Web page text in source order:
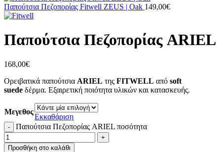
Παπούτσια Πεζοπορίας Fitwell ZEUS | Oak 149,00€
Παπούτσια Πεζοπορίας ARIEL
168,00€
Ορειβατικά παπούτσια ARIEL της FITWELL από soft
suede δέρμα. Εξαιρετική ποιότητα υλικών και κατασκευής.
Μεγεθος
Εκκαθάριση
Παπούτσια Πεζοπορίας ARIEL ποσότητα
Προσθήκη στο καλάθι